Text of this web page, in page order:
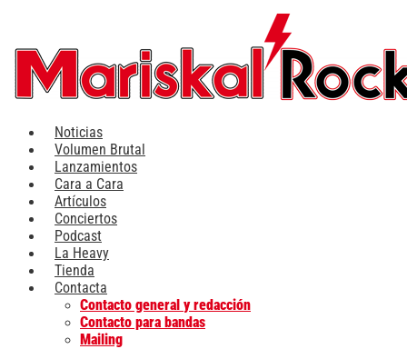
contenido
Noticias
Volumen Brutal
Lanzamientos
Cara a Cara
Artículos
Conciertos
Podcast
La Heavy
Tienda
Contacta
Contacto general y redacción
Contacto para bandas
Mailing